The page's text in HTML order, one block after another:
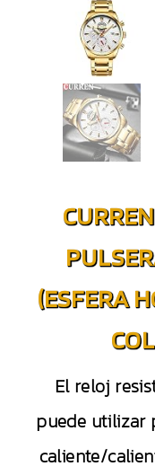
(ESFERA
El reloj
puede utilizar
caliente/